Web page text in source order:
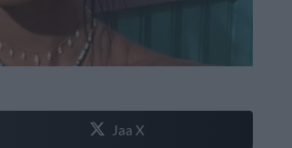
Jaa X